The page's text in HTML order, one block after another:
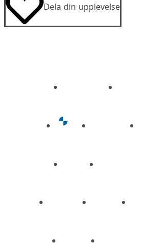
Dela din upplevelse